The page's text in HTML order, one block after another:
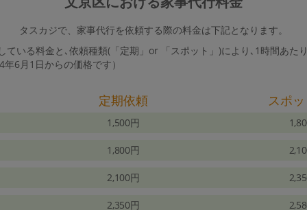
タスカジで、家事代行を依頼する際の料金は下記となります。
ている料金と､依頼種類(「定期」or 「スポット」)により､1時間あた
6月1日からの価格です）
定期依頼 スポ
1,500円
1,800円
2,100円
2,350円